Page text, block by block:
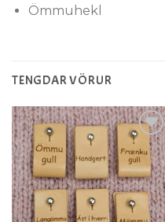
Ömmuhekl
TENGDAR VÖRUR
Setja á
óskalista